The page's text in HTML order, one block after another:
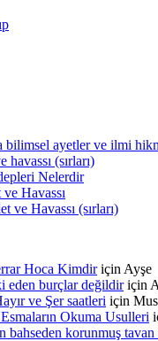
bilimsel ayetler ve ilmi
(sırları)
Nelerdir
Havassı
ve Havassı (sırları)
Hoca Kimdiriçin Ayşe
eden burçlar değildiriçin
ve Şer saatleri için
Okuma Usulleri
bahseden korunmuş